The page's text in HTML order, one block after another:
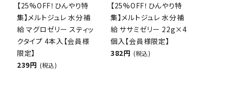
【25%OFF！ひんやり特
集】メルトジュレ 水分補
給 マグロゼリー スティッ
クタイプ 4本入【会員様
限定】
239円 (税込)
【25%OFF！ひんやり特
集】メルトジュレ 水分補
給 ササミゼリー 22g×4
個入【会員様限定】
382円 (税込)